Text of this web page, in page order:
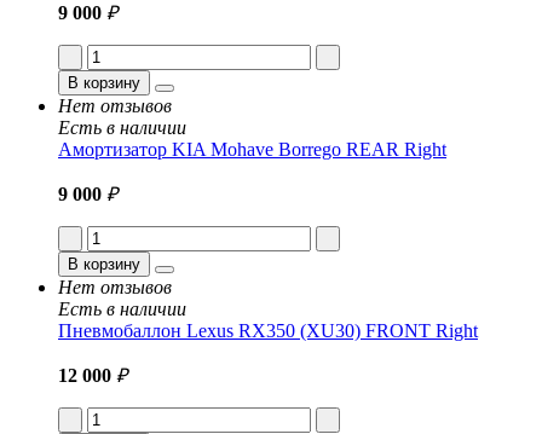
9 000 ₽
В корзину
Нет отзывов
Есть в наличии
Амортизатор KIA Mohave Borrego REAR Right
9 000 ₽
В корзину
Нет отзывов
Есть в наличии
Пневмобаллон Lexus RX350 (XU30) FRONT Right
12 000 ₽